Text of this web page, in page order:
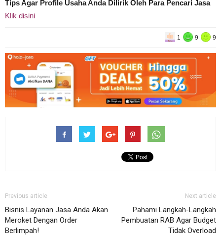
Tips Agar Profile Usaha Anda Dilirik Oleh Para Pencari Jasa
Klik disini
1 9 9
Previous article
Bisnis Layanan Jasa Anda Akan
Meroket Dengan Order
Berlimpah!
Next article
Pahami Langkah-Langkah
Pembuatan RAB Agar Budget
Tidak Overload